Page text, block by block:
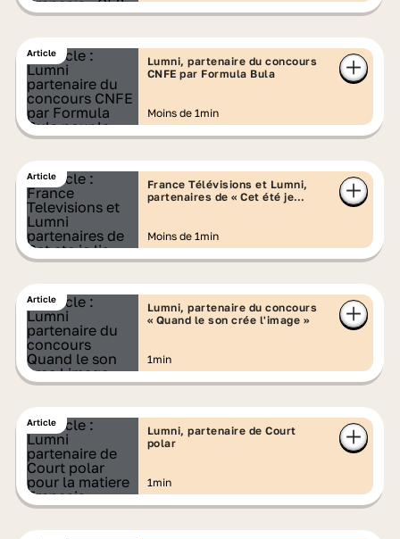
Article
Lumni, partenaire du concours
CNFE par Formula Bula
Moins de 1min
Article
France Télévisions et Lumni,
partenaires de « Cet été je
Moins de 1min
Article
Lumni, partenaire du concours
« Quand le son crée l'image »
1min
Article
Lumni, partenaire de Court
polar
1min